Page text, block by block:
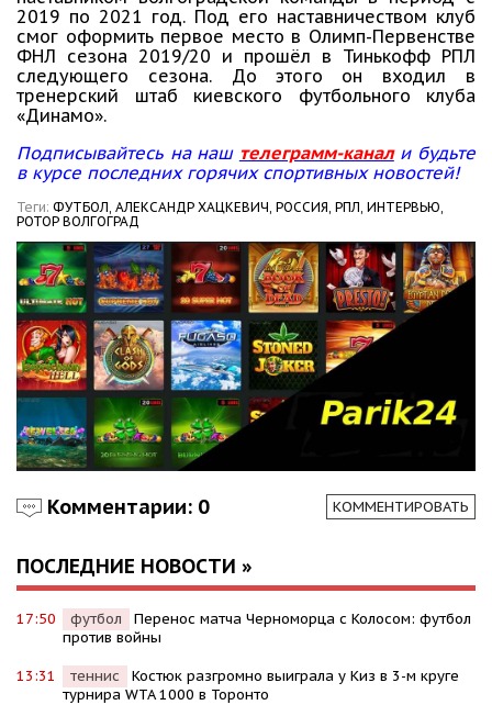
2019 по 2021 год. Под его наставничеством клуб
смог оформить первое место в Олимп-Первенстве
ФНЛ сезона 2019/20 и прошёл в Тинькофф РПЛ
следующего сезона. До этого он входил в
тренерский штаб киевского футбольного клуба
«Динамо».
Подписывайтесь на наш телеграмм-канали будьте
в курсе последних горячих спортивных новостей!
Теги: ФУТБОЛ, АЛЕКСАНДР ХАЦКЕВИЧ, РОССИЯ, РПЛ, ИНТЕРВЬЮ,
РОТОР ВОЛГОГРАД
Комментарии: 0 КОММЕНТИРОВАТЬ
ПОСЛЕДНИЕ НОВОСТИ »
17:50 футбол
Перенос матча Черноморца с Колосом: футбол
против войны
13:31 теннис
Костюк разгромно выиграла у Киз в 3-м круге
турнира WTA 1000 в Торонто